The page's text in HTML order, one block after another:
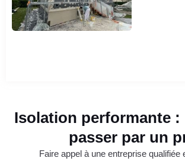
Isolation performante
passer par un
Faire appel à une entreprise qualifiée